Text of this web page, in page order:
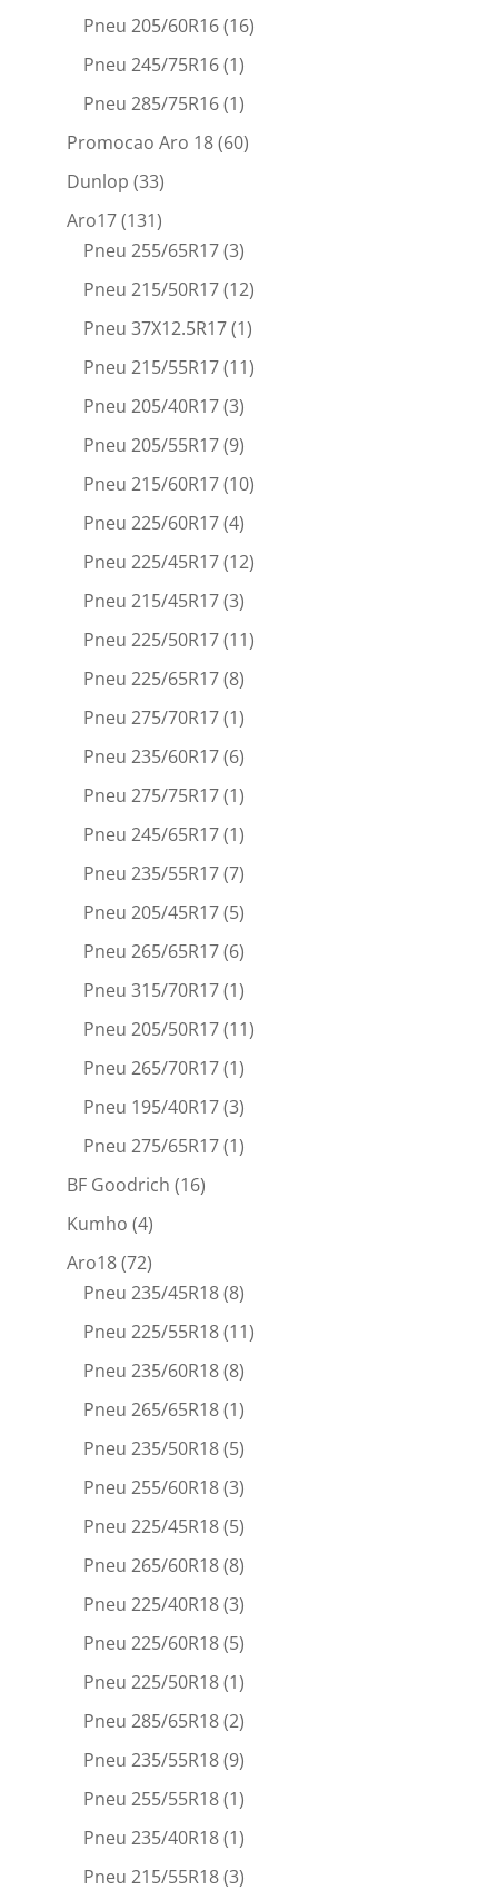
Pneu 205/60R16(16)
Pneu 245/75R16(1)
Pneu 285/75R16(1)
Promocao Aro 18(60)
Dunlop (33)
Aro17(131)
Pneu 255/65R17(3)
Pneu 215/50R17(12)
Pneu 37X12.5R17(1)
Pneu 215/55R17(11)
Pneu 205/40R17(3)
Pneu 205/55R17(9)
Pneu 215/60R17(10)
Pneu 225/60R17(4)
Pneu 225/45R17(12)
Pneu 215/45R17(3)
Pneu 225/50R17(11)
Pneu 225/65R17(8)
Pneu 275/70R17(1)
Pneu 235/60R17(6)
Pneu 275/75R17(1)
Pneu 245/65R17(1)
Pneu 235/55R17(7)
Pneu 205/45R17(5)
Pneu 265/65R17(6)
Pneu 315/70R17(1)
Pneu 205/50R17(11)
Pneu 265/70R17(1)
Pneu 195/40R17(3)
Pneu 275/65R17(1)
BF Goodrich (16)
Kumho (4)
Aro18(72)
Pneu 235/45R18(8)
Pneu 225/55R18(11)
Pneu 235/60R18(8)
Pneu 265/65R18(1)
Pneu 235/50R18(5)
Pneu 255/60R18(3)
Pneu 225/45R18(5)
Pneu 265/60R18(8)
Pneu 225/40R18(3)
Pneu 225/60R18(5)
Pneu 225/50R18(1)
Pneu 285/65R18(2)
Pneu 235/55R18(9)
Pneu 255/55R18(1)
Pneu 235/40R18(1)
Pneu 215/55R18(3)